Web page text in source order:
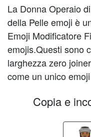
La Donna Operaio
della Pelle emoji è
Emoji Modificatore
emojis.Questi sono
larghezza zero
come un unico
Copia e